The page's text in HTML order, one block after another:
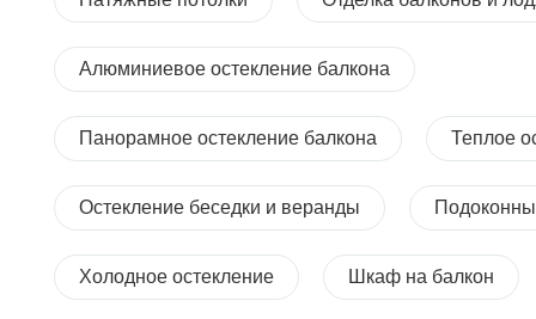
Алюминиевое остекление балкона
Панорамное остекление балкона Теплое
Остекление беседки и веранды
Холодное остекление Шкаф на балкон